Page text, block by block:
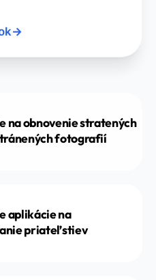
→
na obnovenie stratených
fotografií
aplikácie na
priateľstiev